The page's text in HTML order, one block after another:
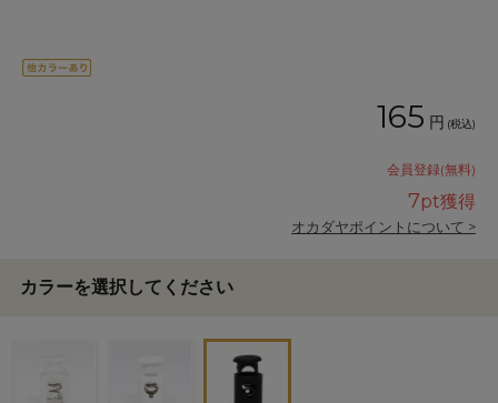
165 円 (税込)
会員登録(無料)
7pt獲得
オカダヤポイントについて >
カラーを選択してください